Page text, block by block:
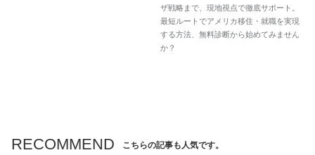
ザ戦略まで、現地視点で徹底サポート。
最短ルートでアメリカ移住・就職を実現
する方法、無料診断から始めてみません
か？
RECOMMEND こちらの記事も人気です。